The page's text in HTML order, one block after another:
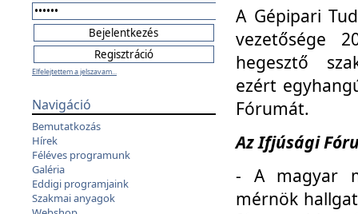
Elfelejtettem a jelszavam...
Navigáció
Bemutatkozás
Hírek
Féléves programunk
Galéria
Eddigi programjaink
Szakmai anyagok
A Gépipari
vezetősége
hegesztő
ezért
Fórumát.
Az Ifjúsági
- A magyar
mérnök